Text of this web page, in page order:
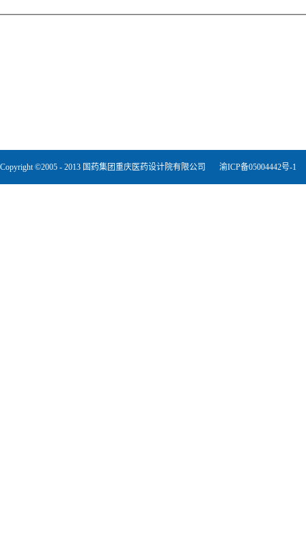
Copyright ©2005 - 2013 国药集团重庆医药设计院有限公司 渝ICP备05004442号-1